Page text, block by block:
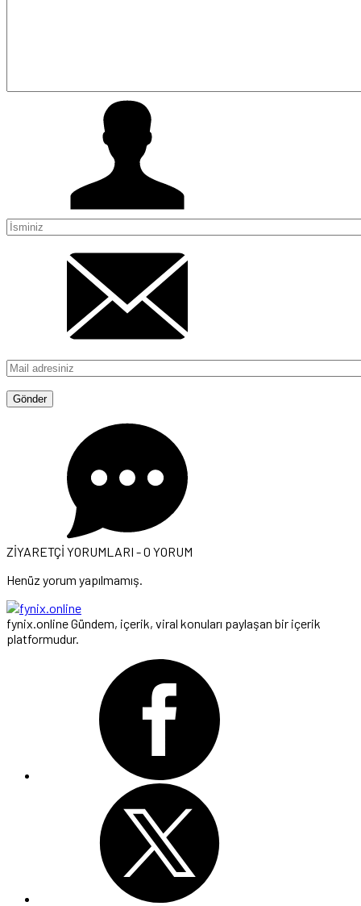
ZİYARETÇİ YORUMLARI - 0 YORUM
Henüz yorum yapılmamış.
fynix.online Gündem, içerik, viral konuları paylaşan bir içerik
platformudur.